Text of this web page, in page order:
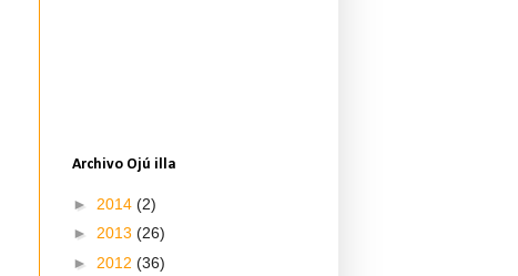
Archivo Ojú illa
► 2014 (2)
► 2013 (26)
► 2012 (36)